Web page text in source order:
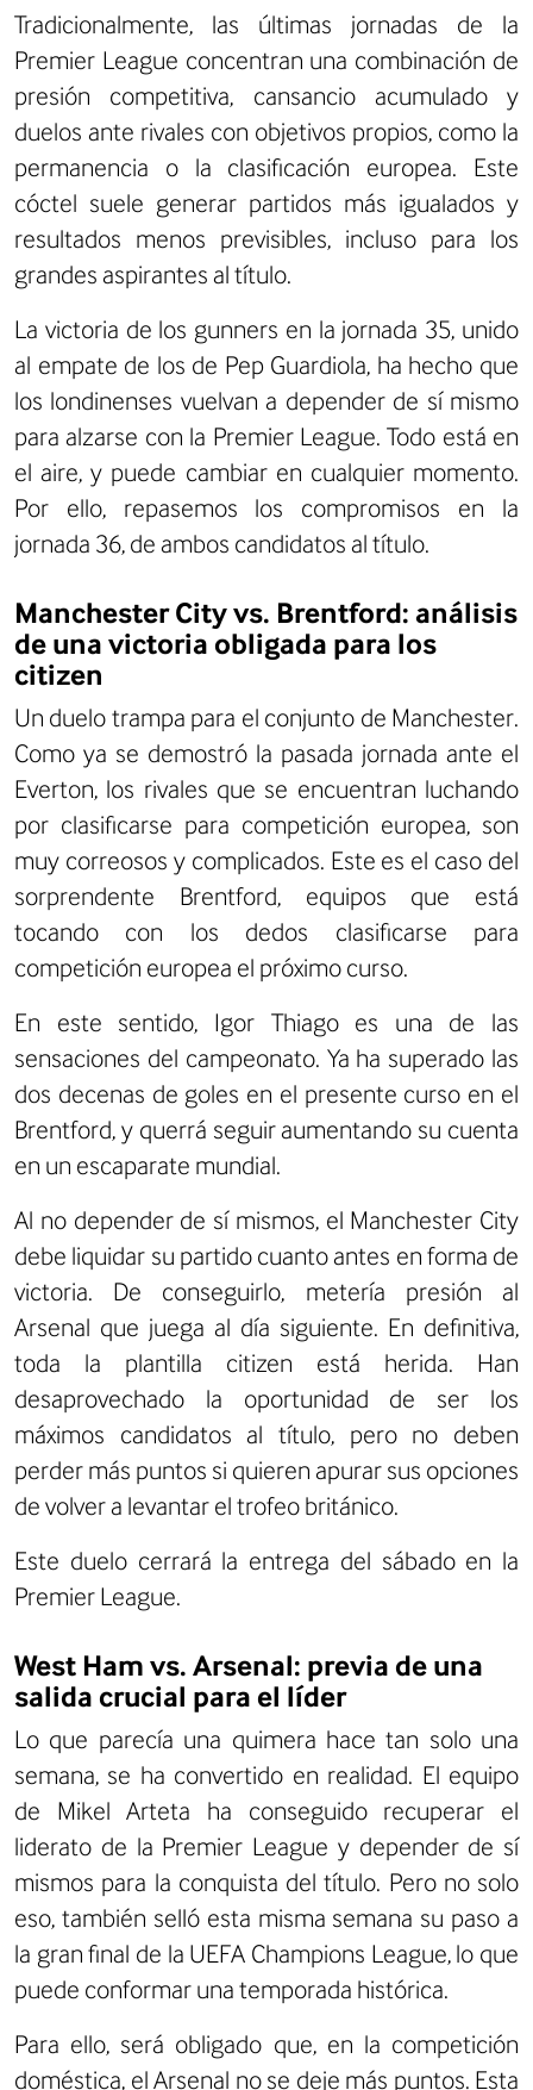
Tradicionalmente, las últimas jornadas de la
Premier League concentran una combinación de
presión competitiva, cansancio acumulado y
duelos ante rivales con objetivos propios, como la
permanencia o la clasificación europea. Este
cóctel suele generar partidos más igualados y
resultados menos previsibles, incluso para los
grandes aspirantes al título.
La victoria de los gunners en la jornada 35, unido
al empate de los de Pep Guardiola, ha hecho que
los londinenses vuelvan a depender de sí mismo
para alzarse con la Premier League. Todo está en
el aire, y puede cambiar en cualquier momento.
Por ello, repasemos los compromisos en la
jornada 36, de ambos candidatos al título.
Manchester City vs. Brentford: análisis
de una victoria obligada para los
citizen
Un duelo trampa para el conjunto de Manchester.
Como ya se demostró la pasada jornada ante el
Everton, los rivales que se encuentran luchando
por clasificarse para competición europea, son
muy correosos y complicados. Este es el caso del
sorprendente Brentford, equipos que está
tocando con los dedos clasificarse para
competición europea el próximo curso.
En este sentido, Igor Thiago es una de las
sensaciones del campeonato. Ya ha superado las
dos decenas de goles en el presente curso en el
Brentford, y querrá seguir aumentando su cuenta
en un escaparate mundial.
Al no depender de sí mismos, el Manchester City
debe liquidar su partido cuanto antes en forma de
victoria. De conseguirlo, metería presión al
Arsenal que juega al día siguiente. En definitiva,
toda la plantilla citizen está herida. Han
desaprovechado la oportunidad de ser los
máximos candidatos al título, pero no deben
perder más puntos si quieren apurar sus opciones
de volver a levantar el trofeo británico.
Este duelo cerrará la entrega del sábado en la
Premier League.
West Ham vs. Arsenal: previa de una
salida crucial para el líder
Lo que parecía una quimera hace tan solo una
semana, se ha convertido en realidad. El equipo
de Mikel Arteta ha conseguido recuperar el
liderato de la Premier League y depender de sí
mismos para la conquista del título. Pero no solo
eso, también selló esta misma semana su paso a
la gran final de la UEFA Champions League, lo que
puede conformar una temporada histórica.
Para ello, será obligado que, en la competición
doméstica, el Arsenal no se deje más puntos. Esta